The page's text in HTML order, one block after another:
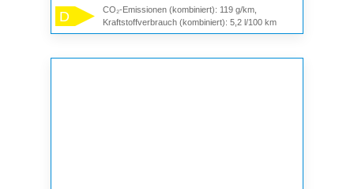
D
CO₂-Emissionen (kombiniert): 119 g/km,
Kraftstoffverbrauch (kombiniert): 5,2 l/100 km